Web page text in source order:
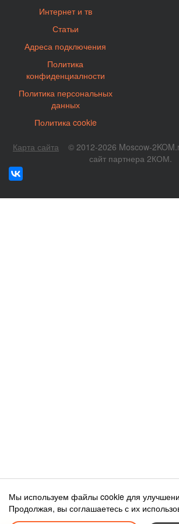
Интернет и тв
Статьи
Адреса подключения
Политика
конфиденциалности
Политика персональных
данных
Политика cookie
Карта сайта
© 2012-2026 Moscow-
сайт партнера 2КОМ.
Мы используем файлы cookie для
Продолжая, вы соглашаетесь с их